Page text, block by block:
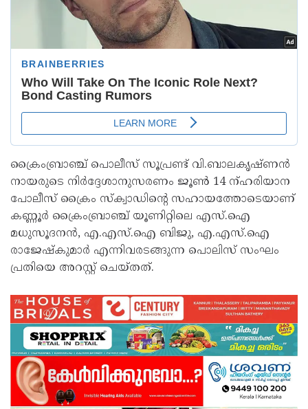
ക്രൈംബ്രാഞ്ച് പൊലീസ് സൂപ്രണ്ട് വി.ബാലകൃഷ്ണന്‍
നായരുടെ നിര്‍ദ്ദേശാനുസരണം ജൂൺ 14 ന്ഹരിയാന
പോലീസ് ക്രൈം സ്‌ക്വാഡിന്റെ സഹായത്തോടെയാണ്
കണ്ണൂര്‍ ക്രൈംബ്രാഞ്ച് യൂണിറ്റിലെ എസ്.ഐ
മധുസൂദനന്‍, എ.എസ്.ഐ ബിജു, എ.എസ്.ഐ
രാജേഷ്‌കുമാര്‍ എന്നിവരടങ്ങുന്ന പൊലിസ് സംഘം
പ്രതിയെ അറസ്റ്റ് ചെയ്തത്.